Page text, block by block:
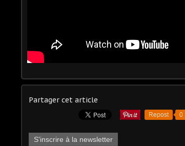
Partager cet article
Repost 0
S'inscrire à la newsletter